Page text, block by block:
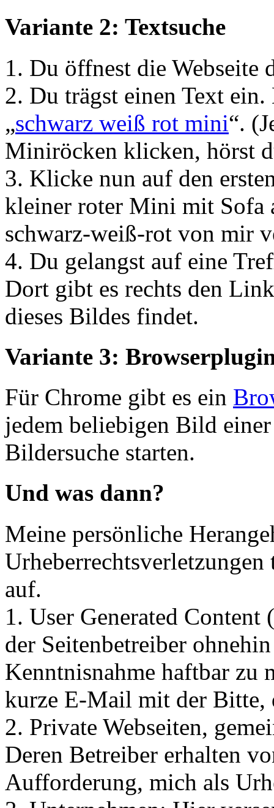
Variante 2: Textsuche
1. Du öffnest die Webseite
2. Du trägst einen Text
„schwarz weiß rot mini“.
Miniröcken klicken, hörst
3. Klicke nun auf den
kleiner roter Mini mit Sofa
schwarz-weiß-rot von mir
4. Du gelangst auf eine
Dort gibt es rechts den
dieses Bildes findet.
Variante 3:
Für Chrome gibt es ein
jedem beliebigen Bild
Bildersuche starten.
Und was dann?
Meine persönliche
auf.
1. User Generated
der Seitenbetreiber
Kenntnisnahme haftbar zu
kurze E-Mail mit der Bitte,
2. Private Webseiten,
Deren Betreiber erhalten
Aufforderung, mich als